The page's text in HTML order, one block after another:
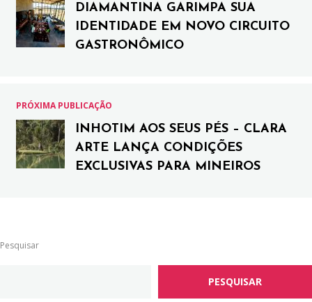
DIAMANTINA GARIMPA SUA
IDENTIDADE EM NOVO CIRCUITO
GASTRONÔMICO
PRÓXIMA PUBLICAÇÃO
INHOTIM AOS SEUS PÉS – CLARA
ARTE LANÇA CONDIÇÕES
EXCLUSIVAS PARA MINEIROS
Pesquisar
PESQUISAR